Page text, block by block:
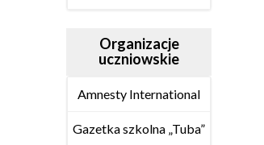
Organizacje
uczniowskie
Amnesty International
Gazetka szkolna „Tuba”